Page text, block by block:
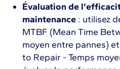
Évaluation de
maintenance : utilisez
MTBF (Mean Time
moyen entre pannes)
to Repair - Temps